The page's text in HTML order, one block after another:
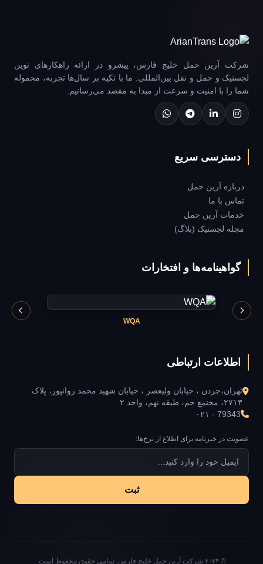
شرکت آرین حمل خلیج فارس، پیشرو در ارائه راهکارهای نوین
لجستیک و حمل و نقل بین‌المللی. ما با تکیه بر سال‌ها تجربه، محموله
شما را با امنیت و سرعت از مبدا به مقصد می‌رسانیم.
دسترسی سریع
درباره آرین حمل
تماس با ما
خدمات آرین حمل
مجله لجستیک (بلاگ)
گواهینامه‌ها و افتخارات
WQA
اطلاعات ارتباطی
تهران،جردن ، خیابان ولیعصر ، خیابان شهید محمد روانپور، پلاک
۲۷۱۳، مجتمع جم، طبقه نهم، واحد ۲
۰۲۱ - 79343
عضویت در خبرنامه برای اطلاع از نرخ‌ها:
ثبت
© ۲۰۲۴ شرکت آرین حمل خلیج فارس. تمامی حقوق محفوظ است.